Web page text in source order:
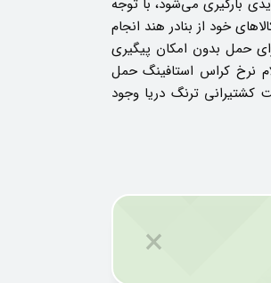
بارگیری می‌شود، با توجه
خود از بنادر هند انجام
حمل بدون امکان پیگیری
نرخ کراس استافینگ حمل
کشتیرانی ترنگ دریا وجود
×